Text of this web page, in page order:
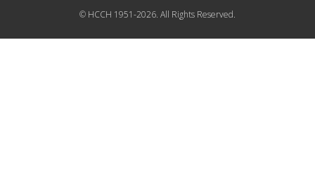
© HCCH 1951-2026. All Rights Reserved.